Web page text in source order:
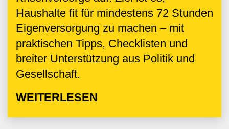
Haushalte fit für mindestens 72 Stunden
Eigenversorgung zu machen – mit
praktischen Tipps, Checklisten und
breiter Unterstützung aus Politik und
Gesellschaft.
WEITERLESEN